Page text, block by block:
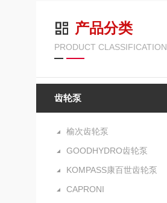
产品分类
PRODUCT CLASSIFICATION
齿轮泵
榆次齿轮泵
GOODHYDRO齿轮泵
KOMPASS康百世齿轮泵
CAPRONI